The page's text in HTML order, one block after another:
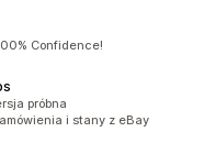
Confidence!
próbna
i stany z eBay